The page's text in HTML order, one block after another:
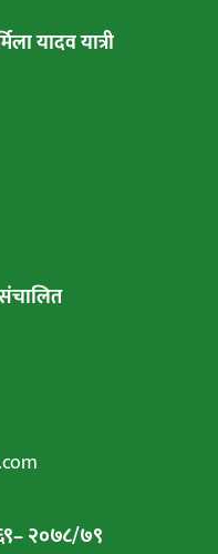
यादव यात्री
–२०७८/७९